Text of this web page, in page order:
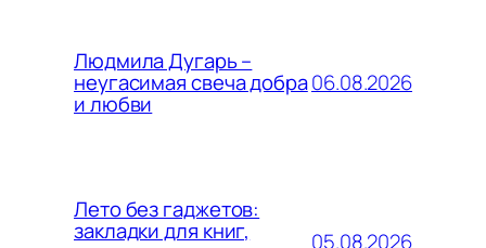
Людмила Дугарь –
неугасимая свеча добра
и любви
06.08.2026
Лето без гаджетов:
закладки для книг, 05.08.2026